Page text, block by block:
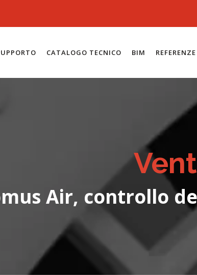
CATALOGO TECNICO BIM REFERENZE
Air, controllo